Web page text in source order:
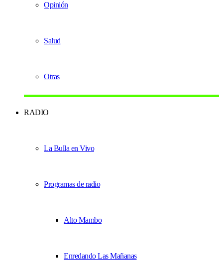
Opinión
Salud
Otras
RADIO
La Bulla en Vivo
Programas de radio
Alto Mambo
Enredando Las Mañanas